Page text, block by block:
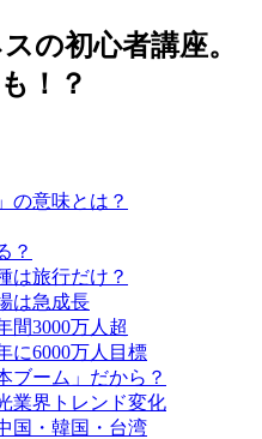
の初心者講座。
！？
の意味とは？
？
は旅行だけ？
は急成長
間3000万人超
に6000万人目標
ブーム」だから？
業界トレンド変化
国・韓国・台湾